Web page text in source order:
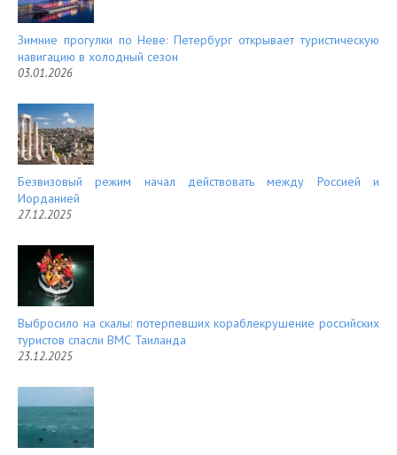
Зимние прогулки по Неве: Петербург открывает туристическую
навигацию в холодный сезон
03.01.2026
Безвизовый режим начал действовать между Россией и
Иорданией
27.12.2025
Выбросило на скалы: потерпевших кораблекрушение российских
туристов спасли ВМС Таиланда
23.12.2025